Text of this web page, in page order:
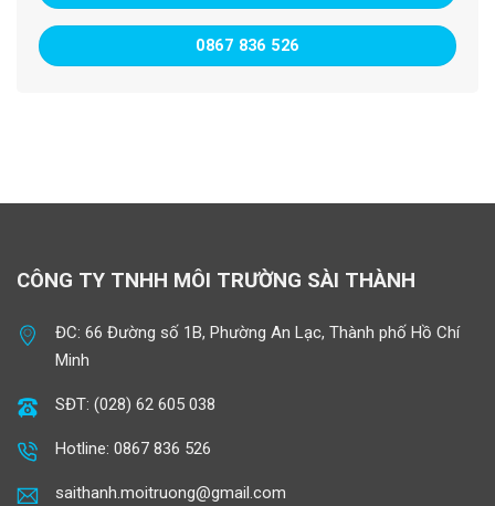
0867 836 526
CÔNG TY TNHH MÔI TRƯỜNG SÀI THÀNH
ĐC: 66 Đường số 1B, Phường An Lạc, Thành phố Hồ Chí
Minh
SĐT: (028) 62 605 038
Hotline: 0867 836 526
saithanh.moitruong@gmail.com